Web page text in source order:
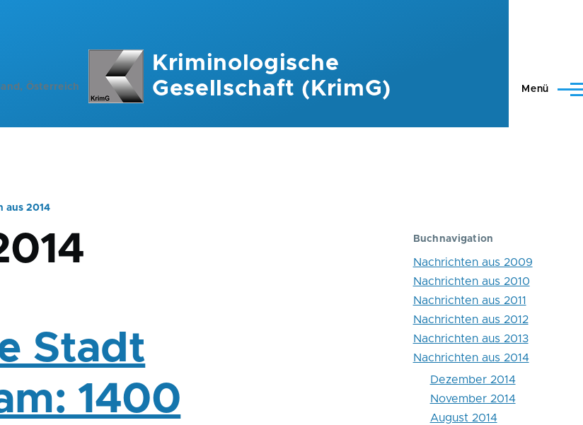
Österreich
Kriminologische
Gesellschaft (KrimG)
Menü
aus 2014
Stadt
1400
Buchnavigation
Nachrichten aus 2009
Nachrichten aus 2010
Nachrichten aus 2011
Nachrichten aus 2012
Nachrichten aus 2013
Nachrichten aus 2014
Dezember 2014
November 2014
August 2014